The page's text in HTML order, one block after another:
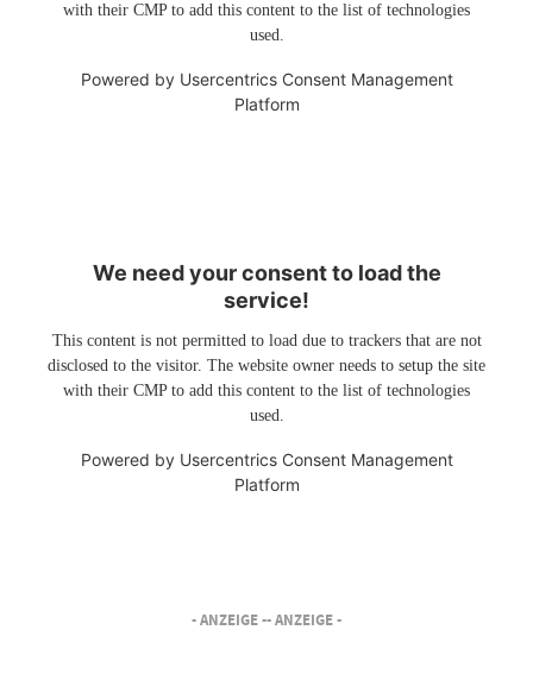
with their CMP to add this content to the list of technologies
used.
Powered by Usercentrics Consent Management
Platform
We need your consent to load the
service!
This content is not permitted to load due to trackers that are not
disclosed to the visitor. The website owner needs to setup the site
with their CMP to add this content to the list of technologies
used.
Powered by Usercentrics Consent Management
Platform
- ANZEIGE -- ANZEIGE -